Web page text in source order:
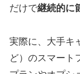
だけで継続的に
実際に、大手キ
ど）のスマート